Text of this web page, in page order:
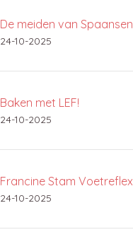
De meiden van Spaansen
24-10-2025
Baken met LEF!
24-10-2025
Francine Stam Voetreflex
24-10-2025